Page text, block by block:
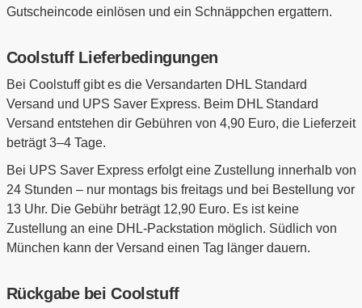
Gutscheincode einlösen und ein Schnäppchen ergattern.
Coolstuff Lieferbedingungen
Bei Coolstuff gibt es die Versandarten DHL Standard
Versand und UPS Saver Express. Beim DHL Standard
Versand entstehen dir Gebühren von 4,90 Euro, die Lieferzeit
beträgt 3–4 Tage.
Bei UPS Saver Express erfolgt eine Zustellung innerhalb von
24 Stunden – nur montags bis freitags und bei Bestellung vor
13 Uhr. Die Gebühr beträgt 12,90 Euro. Es ist keine
Zustellung an eine DHL-Packstation möglich. Südlich von
München kann der Versand einen Tag länger dauern.
Rückgabe bei Coolstuff